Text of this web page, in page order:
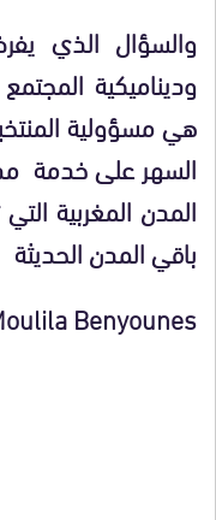
والسؤال الذي
وديناميكية
هي مسؤولية
السهر على خدمة
المدن المغربية
باقي المدن الحديثة
Benyounes